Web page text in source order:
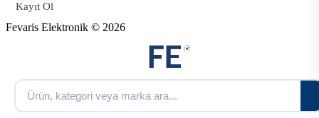
Kayıt Ol
Fevaris Elektronik © 2026